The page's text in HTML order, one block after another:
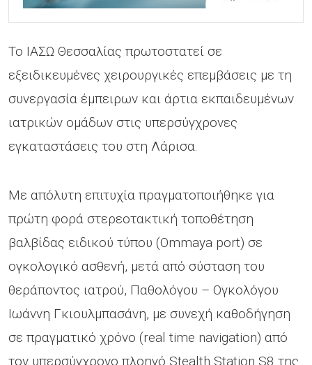
Το ΙΑΣΩ Θεσσαλίας πρωτοστατεί σε
εξειδικευμένες χειρουργικές επεμβάσεις με τη
συνεργασία έμπειρων και άρτια εκπαιδευμένων
ιατρικών ομάδων στις υπερσύγχρονες
εγκαταστάσεις του στη Λάρισα.
Με απόλυτη επιτυχία πραγματοποιήθηκε για
πρώτη φορά στερεοτακτική τοποθέτηση
βαλβίδας ειδικού τύπου (Ommaya port) σε
ογκολογικό ασθενή, μετά από σύσταση του
θεράποντος ιατρού, Παθολόγου – Ογκολόγου
Ιωάννη Γκιουλμπασάνη, με συνεχή καθοδήγηση
σε πραγματικό χρόνο (real time navigation) από
τον υπερσύγχρονο πλοηγό Stealth Station S8 της